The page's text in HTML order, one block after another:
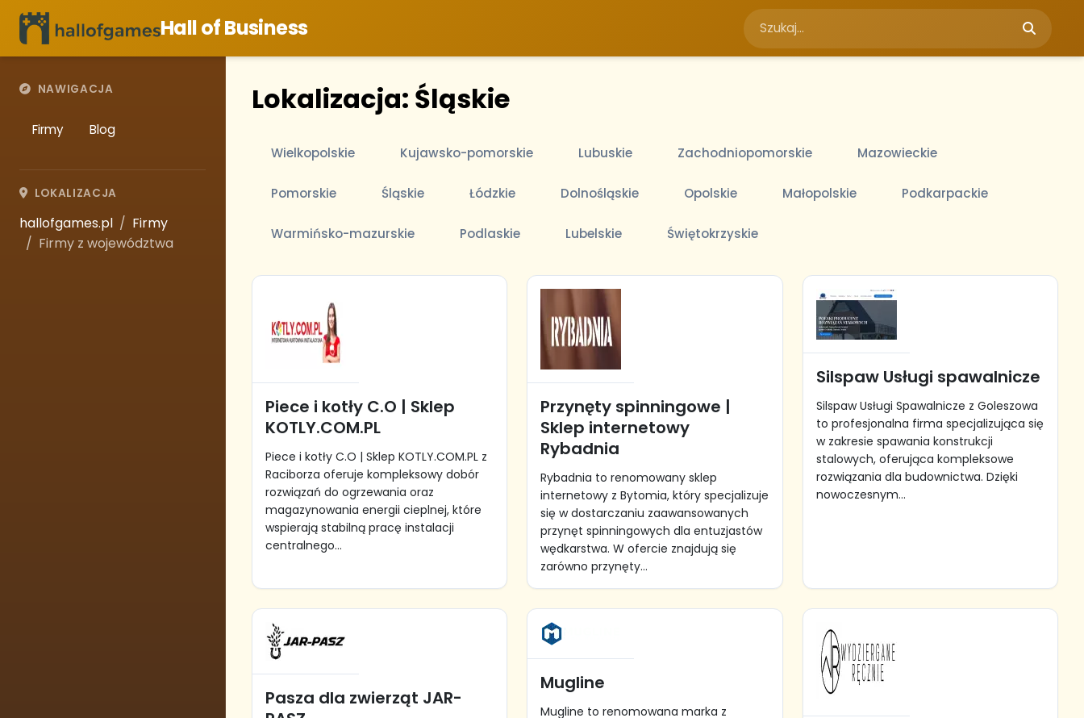
Hall of Business
NAWIGACJA
Firmy Blog
LOKALIZACJA
hallofgames.pl
Firmy
Firmy z województwa
Lokalizacja: Śląskie
Wielkopolskie Kujawsko-pomorskie Lubuskie Zachodniopomorskie Mazowieckie
Pomorskie Śląskie Łódzkie Dolnośląskie Opolskie Małopolskie Podkarpackie
Warmińsko-mazurskie Podlaskie Lubelskie Świętokrzyskie
Piece i kotły C.O | Sklep
KOTLY.COM.PL
Piece i kotły C.O | Sklep KOTLY.COM.PL z
Raciborza oferuje kompleksowy dobór
rozwiązań do ogrzewania oraz
magazynowania energii cieplnej, które
wspierają stabilną pracę instalacji
centralnego...
Przynęty spinningowe |
Sklep internetowy
Rybadnia
Rybadnia to renomowany sklep
internetowy z Bytomia, który specjalizuje
się w dostarczaniu zaawansowanych
przynęt spinningowych dla entuzjastów
wędkarstwa. W ofercie znajdują się
zarówno przynęty...
Silspaw Usługi spawalnicze
Silspaw Usługi Spawalnicze z Goleszowa
to profesjonalna firma specjalizująca się
w zakresie spawania konstrukcji
stalowych, oferująca kompleksowe
rozwiązania dla budownictwa. Dzięki
nowoczesnym...
Pasza dla zwierząt JAR-
Mugline
Mugline to renomowana marka z